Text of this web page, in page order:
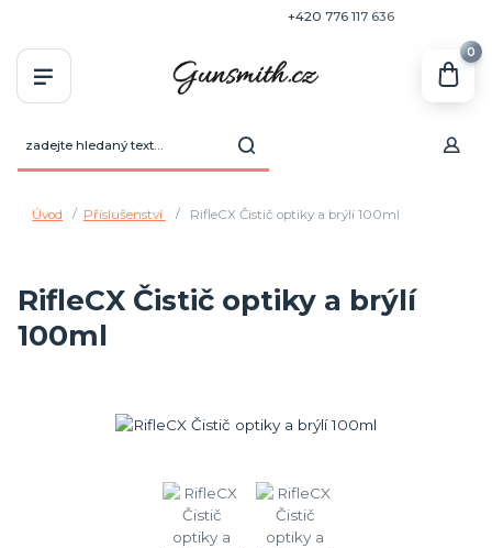
+420 776 117 636
0
Úvod Příslušenství RifleCX Čistič optiky a brýlí 100ml
RifleCX Čistič optiky a brýlí
100ml